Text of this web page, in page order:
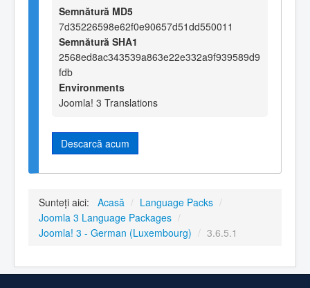
Semnătură MD5
7d35226598e62f0e90657d51dd550011
Semnătură SHA1
2568ed8ac343539a863e22e332a9f939589d9
fdb
Environments
Joomla! 3 Translations
Descarcă acum
Sunteți aici: Acasă / Language Packs /
Joomla 3 Language Packages /
Joomla! 3 - German (Luxembourg) / 3.6.5.1